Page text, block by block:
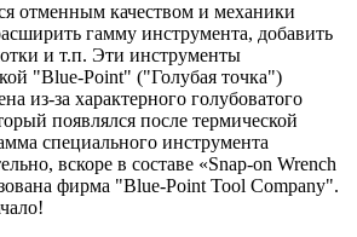
отменным качеством и механики
гамму инструмента, добавить
и т.п. Эти инструменты
"Blue-Point" ("Голубая точка")
из-за характерного голубоватого
появлялся после термической
специального инструмента
вскоре в составе «Snap-on Wrench
фирма "Blue-Point Tool Company".